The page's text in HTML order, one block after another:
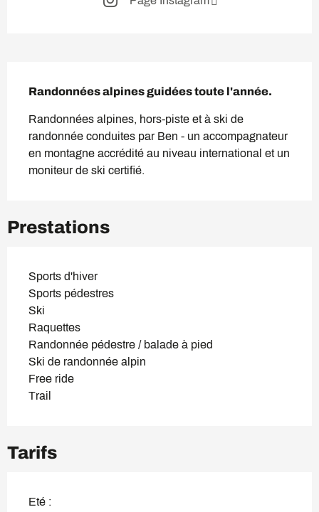
Randonnées alpines guidées toute l'année.
Randonnées alpines, hors-piste et à ski de
randonnée conduites par Ben - un accompagnateur
en montagne accrédité au niveau international et un
moniteur de ski certifié.
Prestations
Sports d'hiver
Sports pédestres
Ski
Raquettes
Randonnée pédestre / balade à pied
Ski de randonnée alpin
Free ride
Trail
Tarifs
Eté :